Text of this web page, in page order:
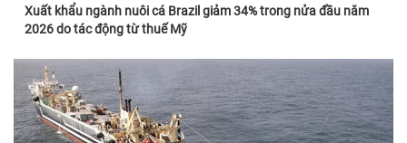
Xuất khẩu ngành nuôi cá Brazil giảm 34% trong nửa đầu năm
2026 do tác động từ thuế Mỹ